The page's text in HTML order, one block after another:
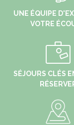
UNE ÉQUIPE
VOTRE
SÉJOURS CLÉS